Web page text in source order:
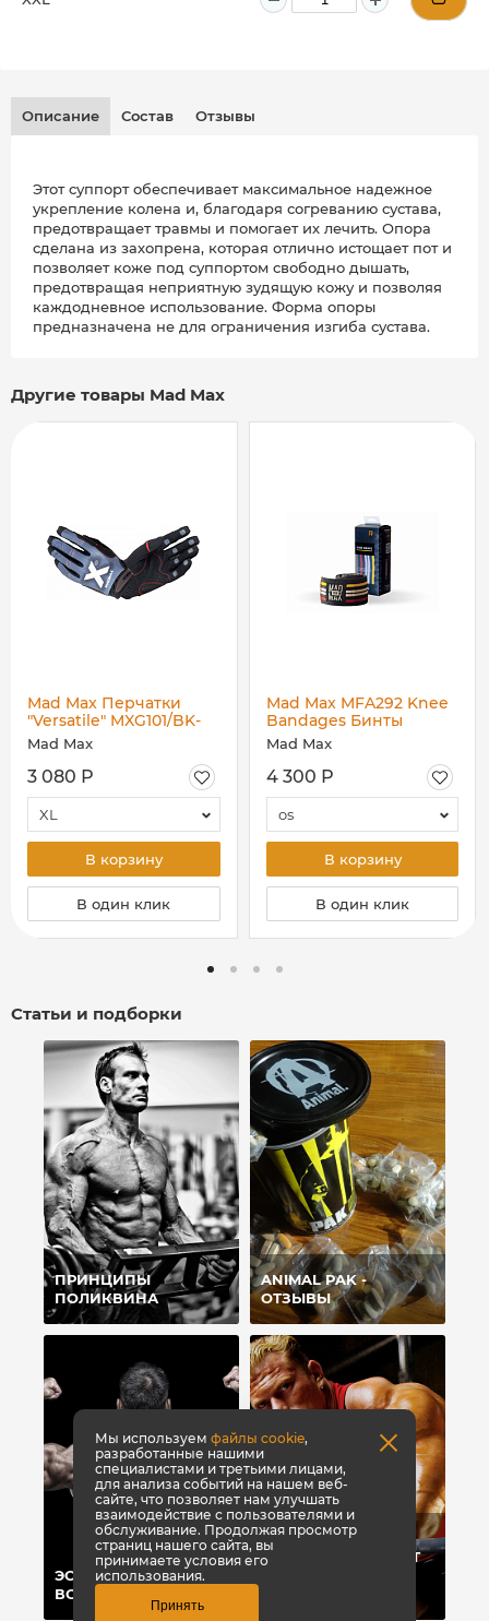
Описание Состав Отзывы
Этот суппорт обеспечивает максимальное надежное
укрепление колена и, благодаря согреванию сустава,
предотвращает травмы и помогает их лечить. Опора
сделана из захопрена, которая отлично истощает пот и
позволяет коже под суппортом свободно дышать,
предотвращая неприятную зудящую кожу и позволяя
каждодневное использование. Форма опоры
предназначена не для ограничения изгиба сустава.
Другие товары Mad Max
Mad Max Перчатки
"Versatile" MXG101/BK-
RD
Mad Max
3 080 Р
XL
В корзину
В один клик
Mad Max MFA292 Knee
Bandages Бинты
коленные, пара
Mad Max
4 300 Р
os
В корзину
В один клик
Статьи и подборки
ПРИНЦИПЫ
ПОЛИКВИНА
ANIMAL PAK -
ОТЗЫВЫ
ЭСТЕТИКА ПРЕЖДЕ
ВСЕГО
ТОП-8 СПОСОБОВ,
КОТОРЫЕ ПОМОГУТ
Мы используемфайлы cookie,
разработанные нашими
специалистами и третьими лицами,
для анализа событий на нашем веб-
сайте, что позволяет нам улучшать
взаимодействие с пользователями и
обслуживание. Продолжая просмотр
страниц нашего сайта, вы
принимаете условия его
использования.
Принять